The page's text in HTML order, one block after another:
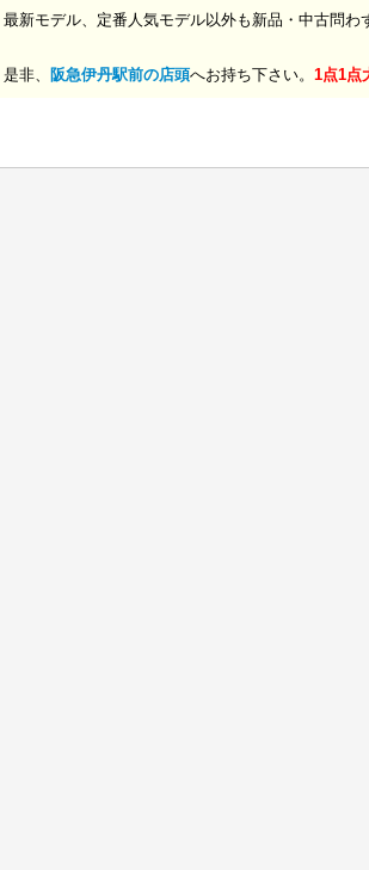
最新モデル、定番人気モデル以外も新品・中古問わ
是非、 阪急伊丹駅前の店頭へお持ち下さい。 1点1点